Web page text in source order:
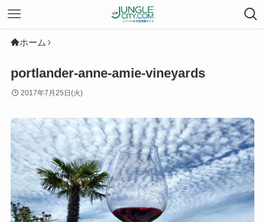
ホーム
portlander-anne-amie-vineyards
2017年7月25日(火)